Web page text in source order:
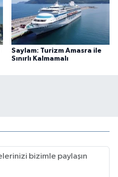
Saylam: Turizm Amasra ile
Sınırlı Kalmamalı